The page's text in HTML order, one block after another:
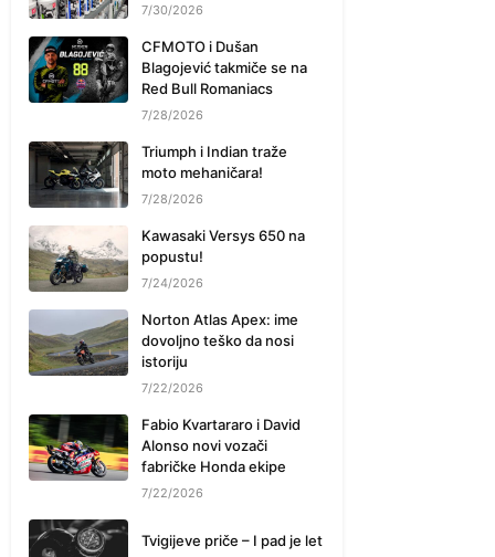
7/30/2026
CFMOTO i Dušan
Blagojević takmiče se na
Red Bull Romaniacs
7/28/2026
Triumph i Indian traže
moto mehaničara!
7/28/2026
Kawasaki Versys 650 na
popustu!
7/24/2026
Norton Atlas Apex: ime
dovoljno teško da nosi
istoriju
7/22/2026
Fabio Kvartararo i David
Alonso novi vozači
fabričke Honda ekipe
7/22/2026
Tvigijeve priče – I pad je let